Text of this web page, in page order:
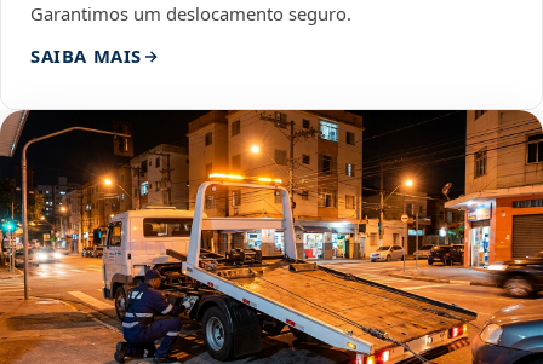
Garantimos um deslocamento seguro.
SAIBA MAIS